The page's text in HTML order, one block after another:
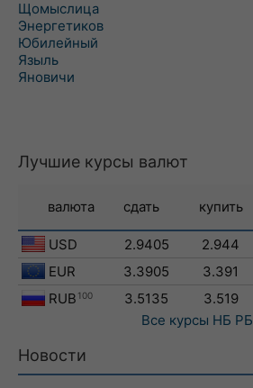
Щомыслица
Энергетиков
Юбилейный
Языль
Яновичи
Лучшие курсы валют
валюта сдать купить
USD 2.9405 2.944
EUR
3.3905 3.391
RUB 100 3.5135 3.519
Все курсы НБ РБ
Новости